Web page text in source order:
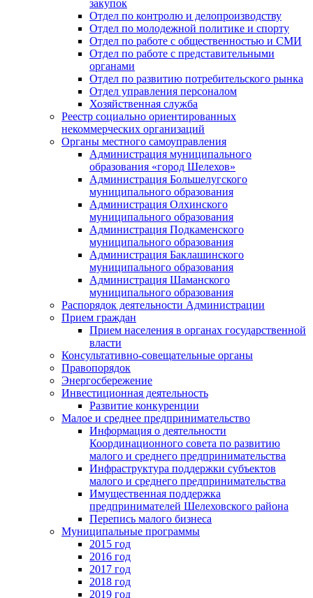
закупок
Отдел по контролю и делопроизводству
Отдел по молодежной политике и спорту
Отдел по работе с общественностью и СМИ
Отдел по работе с представительными
органами
Отдел по развитию потребительского рынка
Отдел управления персоналом
Хозяйственная служба
Реестр социально ориентированных
некоммерческих организаций
Органы местного самоуправления
Администрация муниципального
образования «город Шелехов»
Администрация Большелугского
муниципального образования
Администрация Олхинского
муниципального образования
Администрация Подкаменского
муниципального образования
Администрация Баклашинского
муниципального образования
Администрация Шаманского
муниципального образования
Распорядок деятельности Администрации
Прием граждан
Прием населения в органах государственной
власти
Консультативно-совещательные органы
Правопорядок
Энергосбережение
Инвестиционная деятельность
Развитие конкуренции
Малое и среднее предпринимательство
Информация о деятельности
Координационного совета по развитию
малого и среднего предпринимательства
Инфраструктура поддержки субъектов
малого и среднего предпринимательства
Имущественная поддержка
предпринимателей Шелеховского района
Перепись малого бизнеса
Муниципальные программы
2015 год
2016 год
2017 год
2018 год
2019 год